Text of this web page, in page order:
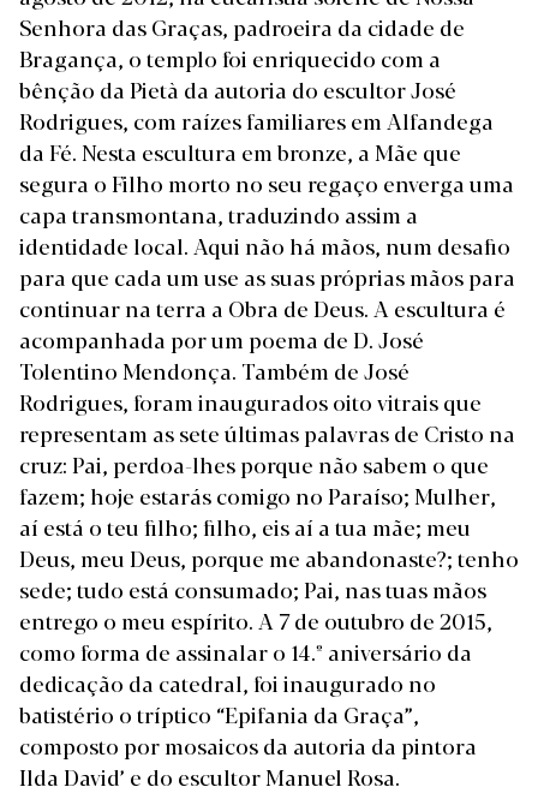
Senhora das Graças, padroeira da cidade de
Bragança, o templo foi enriquecido com a
bênção da Pietà da autoria do escultor José
Rodrigues, com raízes familiares em Alfandega
da Fé. Nesta escultura em bronze, a Mãe que
segura o Filho morto no seu regaço enverga uma
capa transmontana, traduzindo assim a
identidade local. Aqui não há mãos, num desafio
para que cada um use as suas próprias mãos para
continuar na terra a Obra de Deus. A escultura é
acompanhada por um poema de D. José
Tolentino Mendonça. Também de José
Rodrigues, foram inaugurados oito vitrais que
representam as sete últimas palavras de Cristo na
cruz: Pai, perdoa-lhes porque não sabem o que
fazem; hoje estarás comigo no Paraíso; Mulher,
aí está o teu filho; filho, eis aí a tua mãe; meu
Deus, meu Deus, porque me abandonaste?; tenho
sede; tudo está consumado; Pai, nas tuas mãos
entrego o meu espírito. A 7 de outubro de 2015,
como forma de assinalar o 14.º aniversário da
dedicação da catedral, foi inaugurado no
batistério o tríptico “Epifania da Graça”,
composto por mosaicos da autoria da pintora
Ilda David’ e do escultor Manuel Rosa.